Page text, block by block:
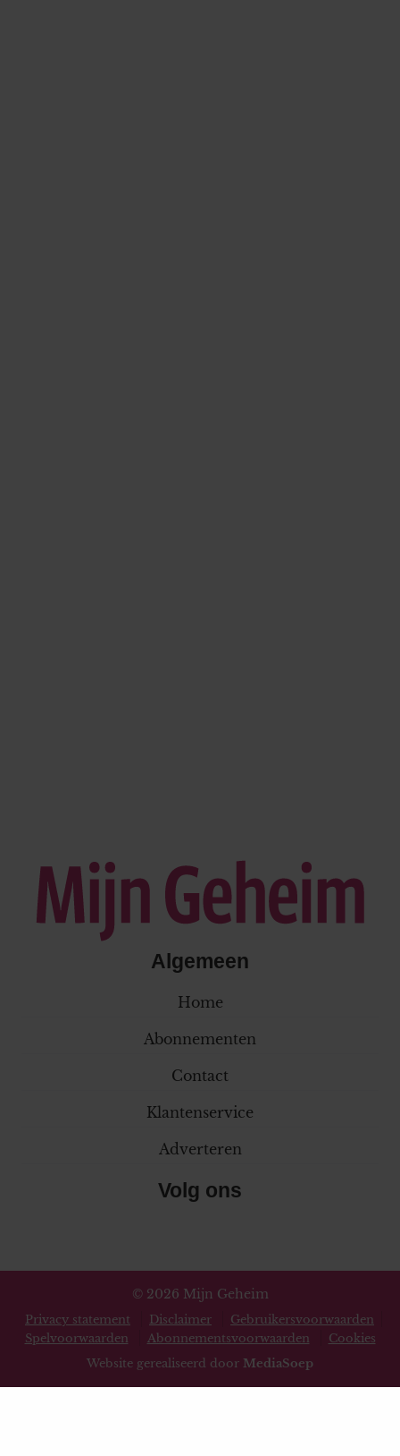
Algemeen
Home
Abonnementen
Contact
Klantenservice
Adverteren
Volg ons
© 2026 Mijn Geheim
Privacy statement Disclaimer
Gebruikersvoorwaarden
Spelvoorwaarden
Abonnementsvoorwaarden
Cookies
Website gerealiseerd door MediaSoep